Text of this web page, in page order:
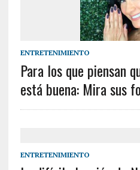
ENTRETENIMIENTO
Para los que piensan
está buena: Mira sus
ENTRETENIMIENTO